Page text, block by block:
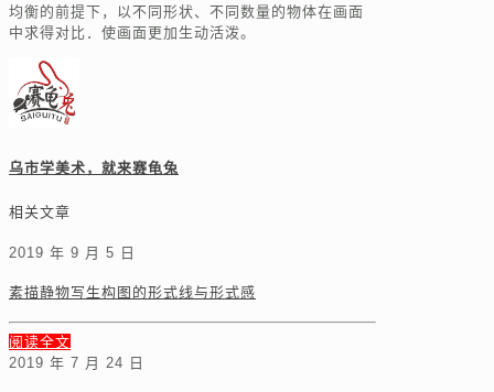
均衡的前提下，以不同形状、不同数量的物体在画面
中求得对比．使画面更加生动活泼。
乌市学美术，就来赛龟兔
相关文章
2019 年 9 月 5 日
素描静物写生构图的形式线与形式感
阅读全文
2019 年 7 月 24 日